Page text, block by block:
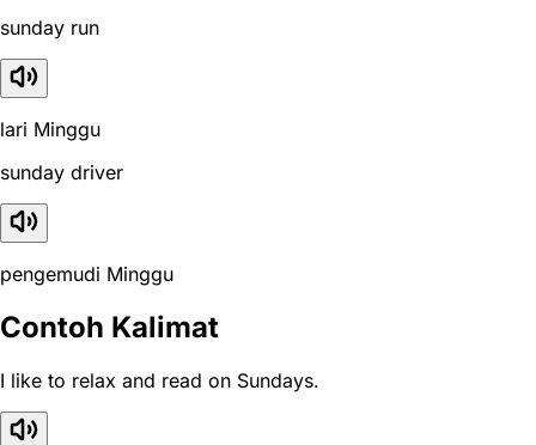
sunday run
lari Minggu
sunday driver
pengemudi Minggu
Contoh Kalimat
I like to relax and read on Sundays.